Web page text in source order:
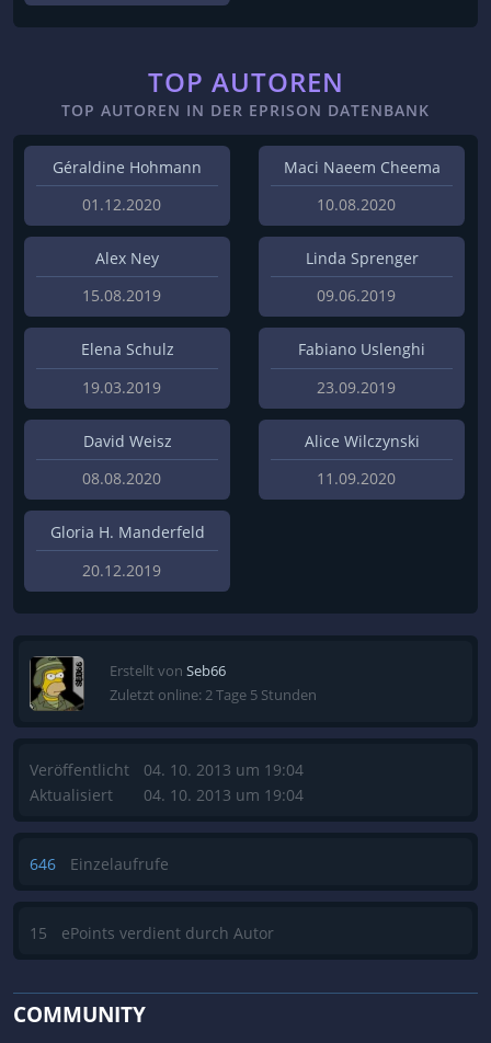
TOP AUTOREN
TOP AUTOREN IN DER EPRISON DATENBANK
Géraldine Hohmann
01.12.2020
Maci Naeem Cheema
10.08.2020
Alex Ney
15.08.2019
Linda Sprenger
09.06.2019
Elena Schulz
19.03.2019
Fabiano Uslenghi
23.09.2019
David Weisz
08.08.2020
Alice Wilczynski
11.09.2020
Gloria H. Manderfeld
20.12.2019
Erstellt von Seb66
Zuletzt online: 2 Tage 5 Stunden
Veröffentlicht
Aktualisiert
04. 10. 2013 um 19:04
04. 10. 2013 um 19:04
646 Einzelaufrufe
15 ePoints verdient durch Autor
COMMUNITY